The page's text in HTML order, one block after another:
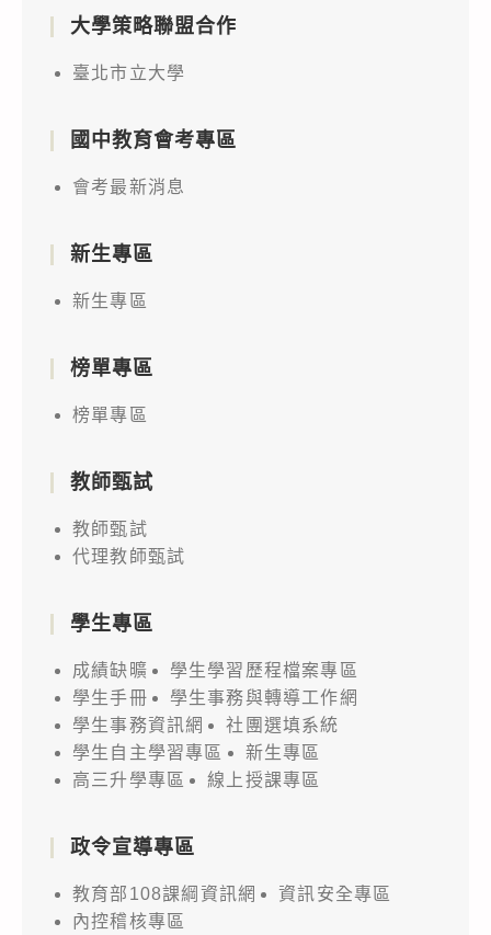
大學策略聯盟合作
臺北市立大學
國中教育會考專區
會考最新消息
新生專區
新生專區
榜單專區
榜單專區
教師甄試
教師甄試
代理教師甄試
學生專區
成績缺曠
學生學習歷程檔案專區
學生手冊
學生事務與轉導工作網
學生事務資訊網
社團選填系統
學生自主學習專區
新生專區
高三升學專區
線上授課專區
政令宣導專區
教育部108課綱資訊網
資訊安全專區
內控稽核專區